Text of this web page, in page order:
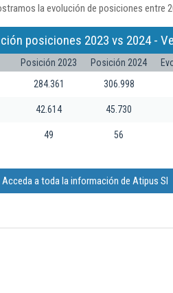
la evolución de posiciones entre
posiciones 2023 vs 2024 -
Posición 2023 Posición 2024
284.361 306.998
42.614 45.730
49 56
Acceda a toda la información de Atipus Sl